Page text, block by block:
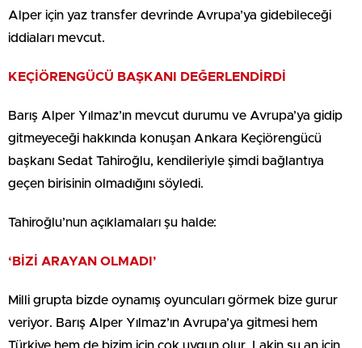
Alper için yaz transfer devrinde Avrupa’ya gidebileceği
iddiaları mevcut.
KEÇİÖRENGÜCÜ BAŞKANI DEĞERLENDİRDİ
Barış Alper Yılmaz’ın mevcut durumu ve Avrupa’ya gidip
gitmeyeceği hakkında konuşan Ankara Keçiörengücü
başkanı Sedat Tahiroğlu, kendileriyle şimdi bağlantıya
geçen birisinin olmadığını söyledi.
Tahiroğlu’nun açıklamaları şu halde:
‘BİZİ ARAYAN OLMADI’
Milli grupta bizde oynamış oyuncuları görmek bize gurur
veriyor. Barış Alper Yılmaz’ın Avrupa’ya gitmesi hem
Türkiye hem de bizim için çok uygun olur. Lakin şu an için